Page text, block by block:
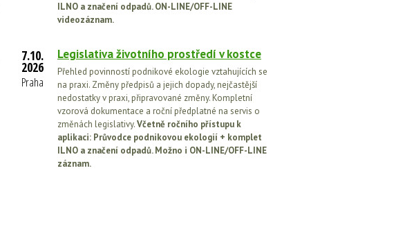
ILNO a značení odpadů. ON-LINE/OFF-LINE
videozáznam.
7.10.
2026
Praha
Legislativa životního prostředí v kostce
Přehled povinností podnikové ekologie vztahujících se
na praxi. Změny předpisů a jejich dopady, nejčastější
nedostatky v praxi, připravované změny. Kompletní
vzorová dokumentace a roční předplatné na servis o
změnách legislativy.Včetně ročního přístupu k
aplikaci: Průvodce podnikovou ekologií + komplet
ILNO a značení odpadů. Možno i ON-LINE/OFF-LINE
záznam.